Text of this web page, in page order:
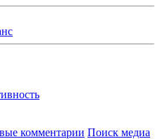
комментарии Поиск медиа